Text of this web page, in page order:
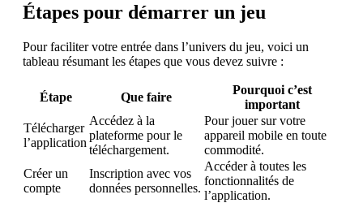
Étapes pour démarrer un jeu
Pour faciliter votre entrée dans l’univers du jeu, voici un
tableau résumant les étapes que vous devez suivre :
Étape Que faire
Pourquoi c’est
important
Télécharger
l’application
Accédez à la
plateforme pour le
téléchargement.
Pour jouer sur votre
appareil mobile en toute
commodité.
Créer un
compte
Inscription avec vos
données personnelles.
Accéder à toutes les
fonctionnalités de
l’application.